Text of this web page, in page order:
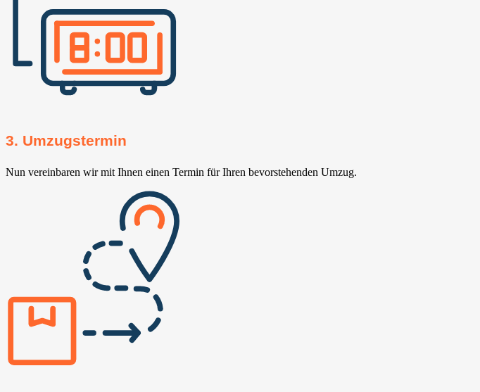
3. Umzugstermin
Nun vereinbaren wir mit Ihnen einen Termin für Ihren bevorstehenden Umzug.